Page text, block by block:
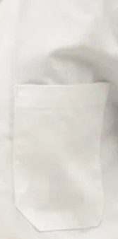
d’un
des
sports et
le